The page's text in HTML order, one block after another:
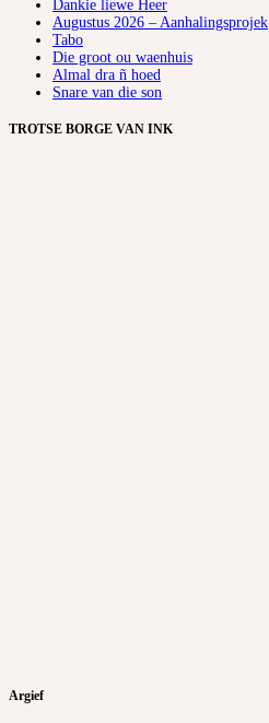
Dankie liewe Heer
Augustus 2026 – Aanhalingsprojek
Tabo
Die groot ou waenhuis
Almal dra ñ hoed
Snare van die son
TROTSE BORGE VAN INK
Argief